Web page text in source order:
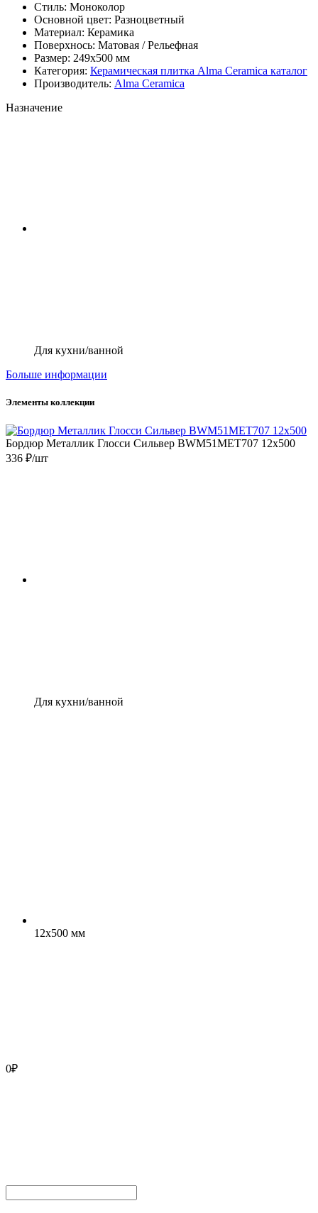
Стиль: Моноколор
Основной цвет: Разноцветный
Материал: Керамика
Поверхнось: Матовая / Рельефная
Размер: 249x500 мм
Категория: Керамическая плитка Аlma Ceramica каталог
Производитель: Alma Ceramica
Назначение
Для кухни/ванной
Больше информации
Элементы коллекции
Бордюр Металлик Глосси Сильвер BWM51MET707 12x500
336 ₽/шт
Для кухни/ванной
12x500 мм
0₽